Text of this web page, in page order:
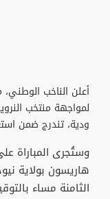
أعلن الناخب
ودية، تندرج ضمن
وستُجرى المباراة
هاريسون بولاية
الثامنة مساء